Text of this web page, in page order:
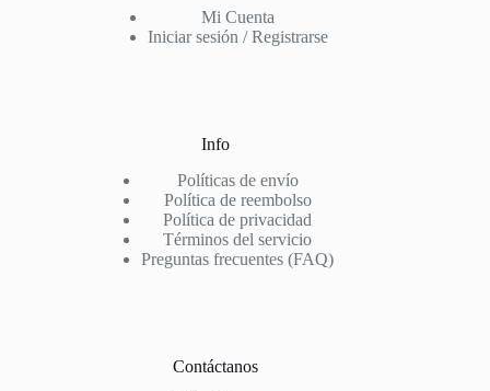
Mi Cuenta
Iniciar sesión / Registrarse
Info
Políticas de envío
Política de reembolso
Política de privacidad
Términos del servicio
Preguntas frecuentes (FAQ)
Contáctanos